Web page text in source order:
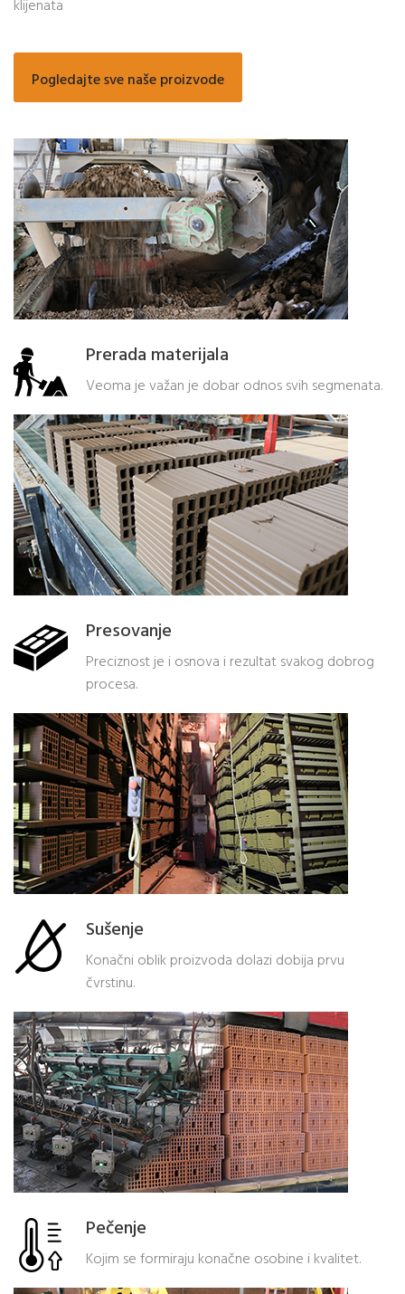
klijenata
Pogledajte sve naše proizvode
Prerada materijala
Veoma je važan je dobar odnos svih segmenata.
Presovanje
Preciznost je i osnova i rezultat svakog dobrog
procesa.
Sušenje
Konačni oblik proizvoda dolazi dobija prvu
čvrstinu.
Pečenje
Kojim se formiraju konačne osobine i kvalitet.